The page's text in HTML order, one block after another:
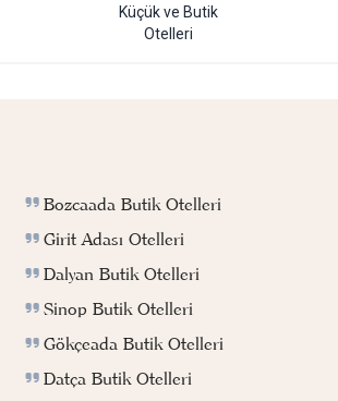
Küçük ve Butik
Otelleri
Bozcaada Butik Otelleri
Girit Adası Otelleri
Dalyan Butik Otelleri
Sinop Butik Otelleri
Gökçeada Butik Otelleri
Datça Butik Otelleri